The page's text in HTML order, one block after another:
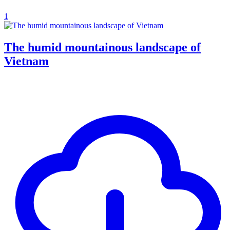
1
The humid mountainous landscape of
Vietnam